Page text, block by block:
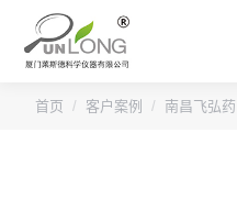
您的位置：
首页 客户案例 南昌飞弘